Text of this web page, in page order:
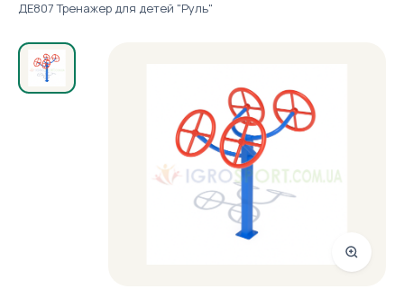
Портфолио
Готові рішення
ДЕ807 Тренажер для детей "Руль"